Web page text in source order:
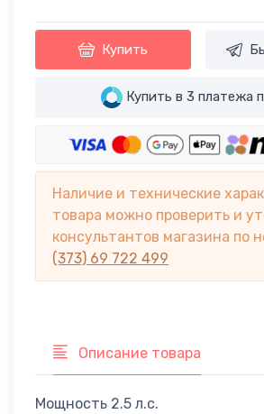
Купить
Купить в 3 платежа
Наличие и технические
товара можно проверить и
консультантов магазина по
(373) 69 722 499
Описание товара
Мощность 2.5 л.с.